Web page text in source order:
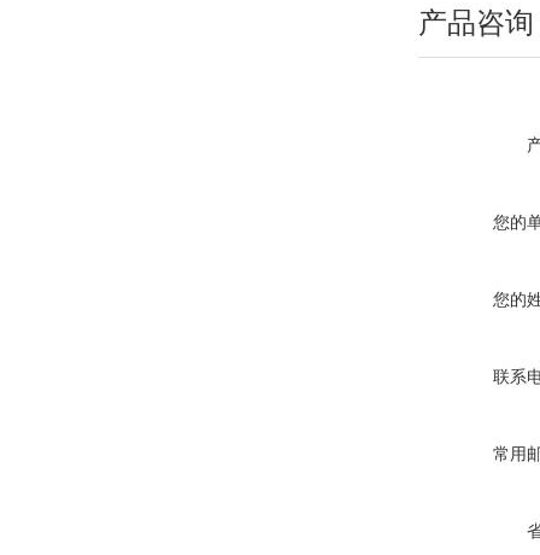
产品咨询
您的
您的
联系
常用